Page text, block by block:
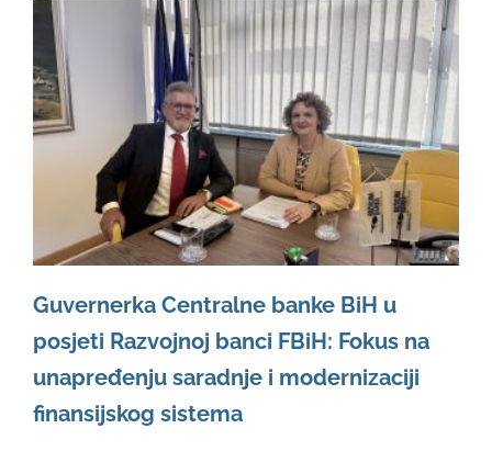
Guvernerka Centralne banke BiH u
posjeti Razvojnoj banci FBiH: Fokus na
unapređenju saradnje i modernizaciji
finansijskog sistema